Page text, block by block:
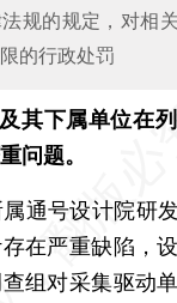
规的规定，对相
的行政处罚
其下属单位在
问题。
号设计院研发
在严重缺陷，
组对采集驱动